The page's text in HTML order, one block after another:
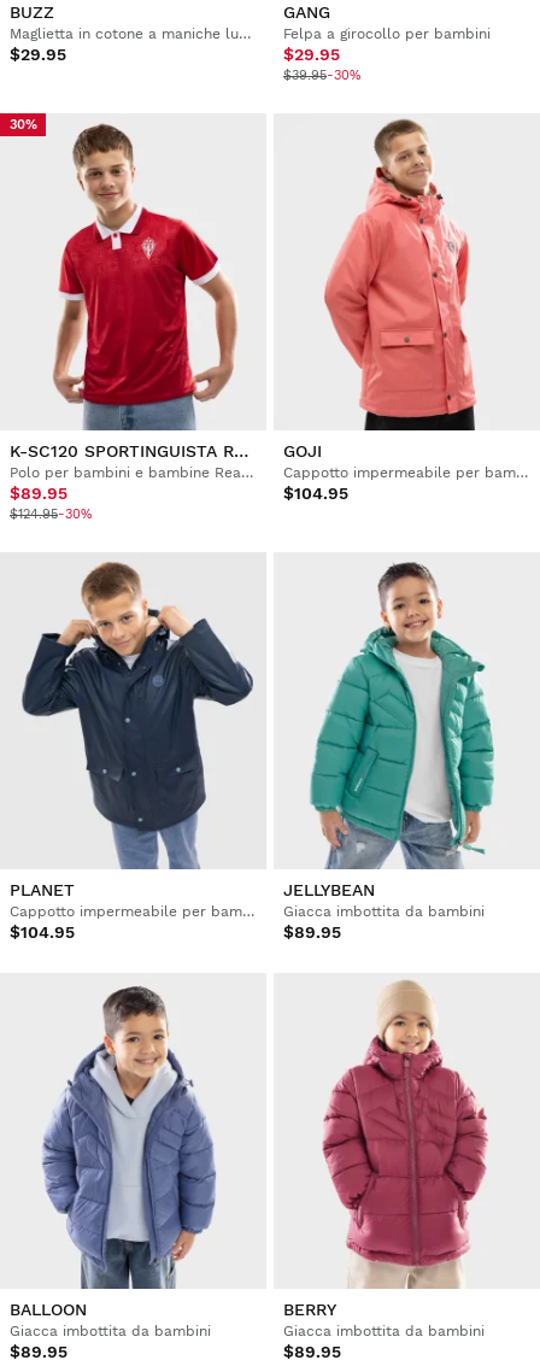
BUZZ
Maglietta in cotone a maniche lunghe bambini
$29.95
GANG
Felpa a girocollo per bambini
$29.95
$39.95-30%
30%
K-SC120 SPORTINGUISTA RED
Polo per bambini e bambine Real Sporting de Gijón 120° anniversario
$89.95
$124.95-30%
GOJI
Cappotto impermeabile per bambini
$104.95
PLANET
Cappotto impermeabile per bambini
$104.95
JELLYBEAN
Giacca imbottita da bambini
$89.95
BALLOON
Giacca imbottita da bambini
$89.95
BERRY
Giacca imbottita da bambini
$89.95